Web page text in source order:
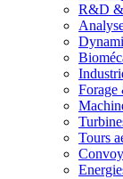
R&D
Forage
Tours